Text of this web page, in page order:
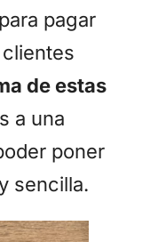
pagar
de estas
a una
poner
sencilla.